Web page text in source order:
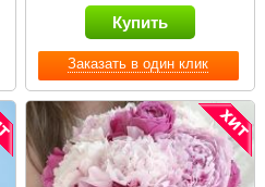
Заказать в один клик
Купить